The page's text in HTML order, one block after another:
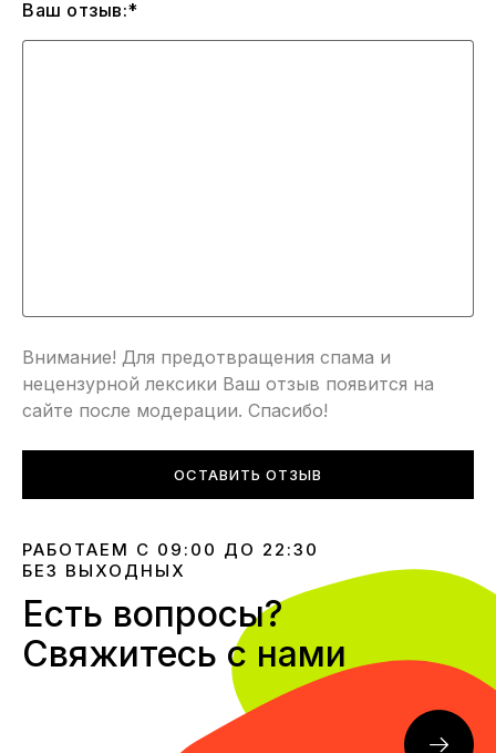
Ваш отзыв:*
Внимание! Для предотвращения спама и
нецензурной лексики Ваш отзыв появится на
сайте после модерации. Спасибо!
ОСТАВИТЬ ОТЗЫВ
РАБОТАЕМ С 09:00 ДО 22:30
БЕЗ ВЫХОДНЫХ
Есть вопросы?
Свяжитесь с нами